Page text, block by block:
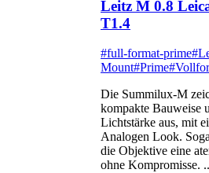
Leitz M 0.8
T1.4
#full-format-prime
Mount#Prime
Die Summilux-M
kompakte Bauweise
Lichtstärke aus, mit
Analogen Look.
die Objektive eine
ohne Kompromisse.